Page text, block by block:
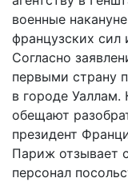
военные
французских сил
Согласно
первыми страну
в городе Уаллам.
обещают
президент
Париж отзывает
персонал